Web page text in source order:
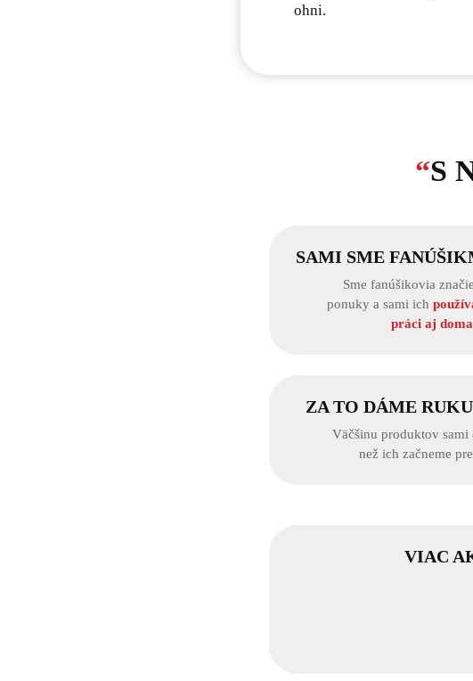
ohni.
“S
SAMI SME
Sme fanúšikovia
ponuky a sami ich
práci aj doma
ZA TO DÁME
Väčšinu produktov sami
než ich začneme
VIAC